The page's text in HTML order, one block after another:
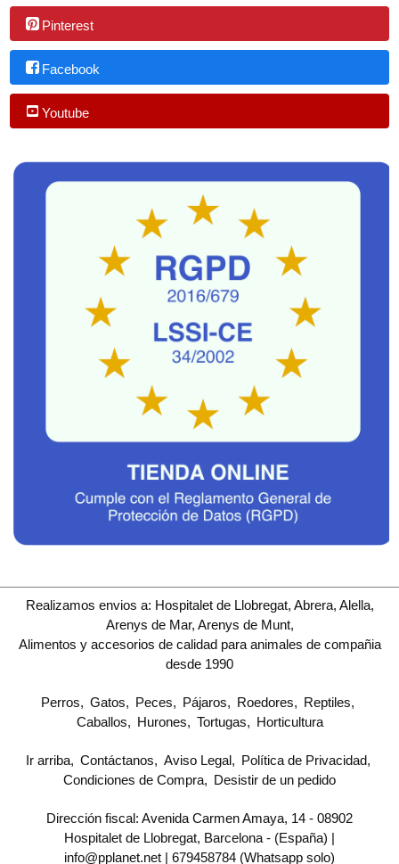
Pinterest
Facebook
Youtube
Realizamos envios a: Hospitalet de Llobregat, Abrera, Alella,
Arenys de Mar, Arenys de Munt,
Alimentos y accesorios de calidad para animales de compañia
desde 1990
Perros Gatos Peces Pájaros Roedores
Reptiles
Caballos
Hurones Tortugas Horticultura
Ir arriba Contáctanos Aviso Legal
Política de Privacidad
Condiciones de Compra
Desistir de un pedido
Dirección fiscal: Avenida Carmen Amaya, 14 - 08902
Hospitalet de Llobregat, Barcelona - (España) |
info@pplanet.net | 679458784 (Whatsapp solo)